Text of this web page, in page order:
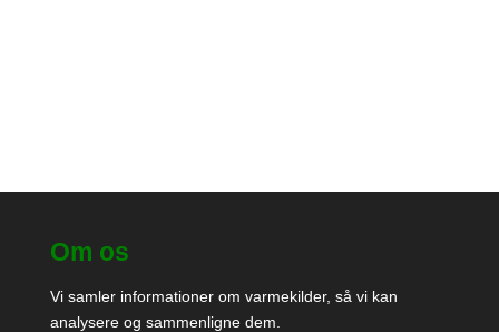
Om os
Vi samler informationer om varmekilder, så vi kan
analysere og sammenligne dem.